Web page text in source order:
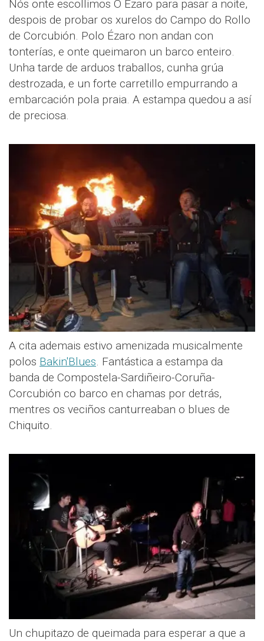
Nós onte escollimos O Ézaro para pasar a noite,
despois de probar os xurelos do Campo do Rollo
de Corcubión. Polo Ézaro non andan con
tonterías, e onte queimaron un barco enteiro.
Unha tarde de arduos traballos, cunha grúa
destrozada, e un forte carretillo empurrando a
embarcación pola praia. A estampa quedou a así
de preciosa.
A cita ademais estivo amenizada musicalmente
polos Bakin'Blues. Fantástica a estampa da
banda de Compostela-Sardiñeiro-Coruña-
Corcubión co barco en chamas por detrás,
mentres os veciños canturreaban o blues de
Chiquito.
Un chupitazo de queimada para esperar a que a